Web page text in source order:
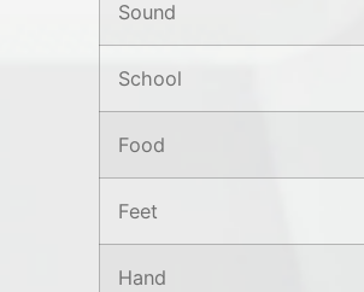
Sound
School
Food
Feet
Hand